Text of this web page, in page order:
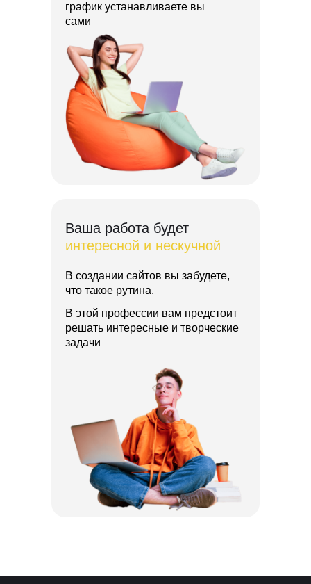
график устанавливаете вы
сами
Ваша работа будет
интересной и нескучной
В создании сайтов вы забудете,
что такое рутина.
В этой профессии вам предстоит
решать интересные и творческие
задачи